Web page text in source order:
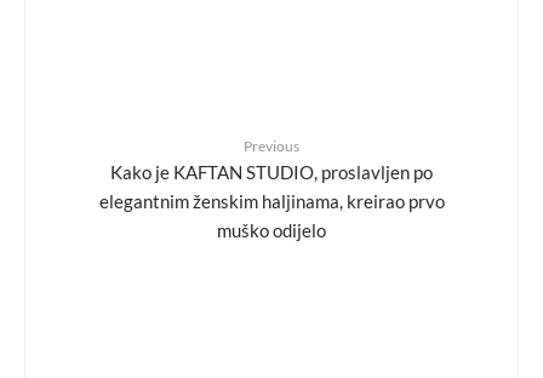
Previous
Kako je KAFTAN STUDIO, proslavljen po
elegantnim ženskim haljinama, kreirao prvo
muško odijelo